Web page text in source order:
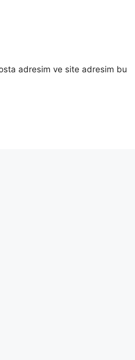
adresim ve site adresim bu